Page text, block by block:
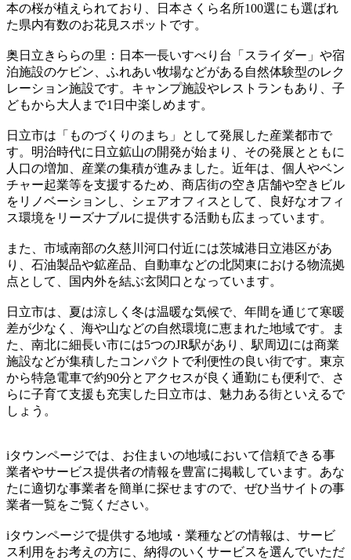
本の桜が植えられており、日本さくら名所100選にも選ばれ
た県内有数のお花見スポットです。
奥日立きららの里：日本一長いすべり台「スライダー」や宿
泊施設のケビン、ふれあい牧場などがある自然体験型のレク
レーション施設です。キャンプ施設やレストランもあり、子
どもから大人まで1日中楽しめます。
日立市は「ものづくりのまち」として発展した産業都市で
す。明治時代に日立鉱山の開発が始まり、その発展とともに
人口の増加、産業の集積が進みました。近年は、個人やベン
チャー起業等を支援するため、商店街の空き店舗や空きビル
をリノベーションし、シェアオフィスとして、良好なオフィ
ス環境をリーズナブルに提供する活動も広まっています。
また、市域南部の久慈川河口付近には茨城港日立港区があ
り、石油製品や鉱産品、自動車などの北関東における物流拠
点として、国内外を結ぶ玄関口となっています。
日立市は、夏は涼しく冬は温暖な気候で、年間を通じて寒暖
差が少なく、海や山などの自然環境に恵まれた地域です。ま
た、南北に細長い市には5つのJR駅があり、駅周辺には商業
施設などが集積したコンパクトで利便性の良い街です。東京
から特急電車で約90分とアクセスが良く通勤にも便利で、さ
らに子育て支援も充実した日立市は、魅力ある街といえるで
しょう。
iタウンページでは、お住まいの地域において信頼できる事
業者やサービス提供者の情報を豊富に掲載しています。あな
たに適切な事業者を簡単に探せますので、ぜひ当サイトの事
業者一覧をご覧ください。
iタウンページで提供する地域・業種などの情報は、サービ
ス利用をお考えの方に、納得のいくサービスを選んでいただ